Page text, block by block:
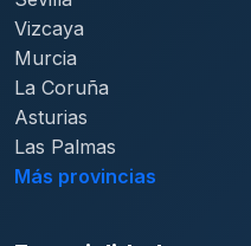
Vizcaya
Murcia
La Coruña
Asturias
Las Palmas
Más provincias